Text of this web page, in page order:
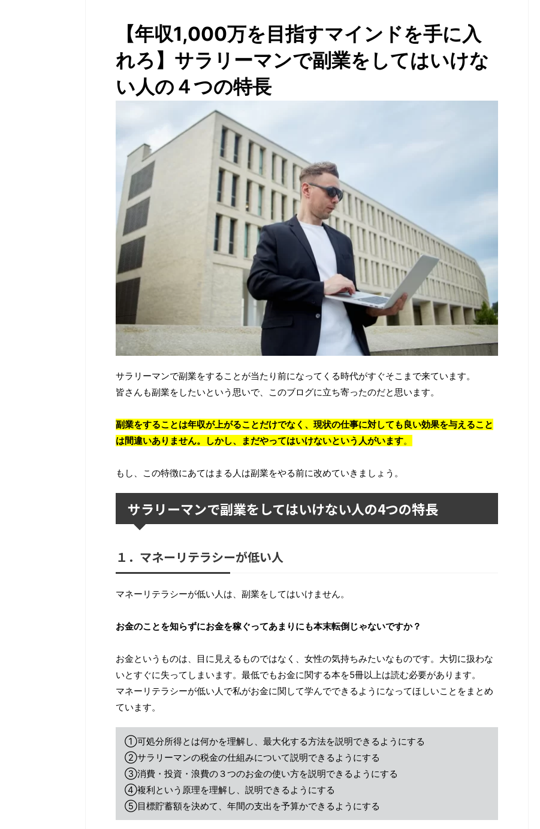
【年収1,000万を目指すマインドを手に入
れろ】サラリーマンで副業をしてはいけな
い人の４つの特長
サラリーマンで副業をすることが当たり前になってくる時代がすぐそこまで来ています。
皆さんも副業をしたいという思いで、このブログに立ち寄ったのだと思います。
副業をすることは年収が上がることだけでなく、現状の仕事に対しても良い効果を与えること
は間違いありません。しかし、まだやってはいけないという人がいます。
もし、この特徴にあてはまる人は副業をやる前に改めていきましょう。
サラリーマンで副業をしてはいけない人の4つの特長
１．マネーリテラシーが低い人
マネーリテラシーが低い人は、副業をしてはいけません。
お金のことを知らずにお金を稼ぐってあまりにも本末転倒じゃないですか？
お金というものは、目に見えるものではなく、女性の気持ちみたいなものです。大切に扱わな
いとすぐに失ってしまいます。最低でもお金に関する本を5冊以上は読む必要があります。
マネーリテラシーが低い人で私がお金に関して学んでできるようになってほしいことをまとめ
ています。
①可処分所得とは何かを理解し、最大化する方法を説明できるようにする
②サラリーマンの税金の仕組みについて説明できるようにする
③消費・投資・浪費の３つのお金の使い方を説明できるようにする
④複利という原理を理解し、説明できるようにする
⑤目標貯蓄額を決めて、年間の支出を予算かできるようにする